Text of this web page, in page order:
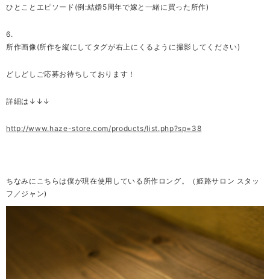
ひとことエピソード(例:結婚5周年で嫁と一緒に買った所作)
6.
所作画像(所作を縦にしてタグが右上にくるように撮影してください)
どしどしご応募お待ちしております！
詳細は↓↓↓
http://www.haze-store.com/products/list.php?sp=38
ちなみにこちらは僕が現在使用している所作ロング。（姫路サロン スタッ
フ／ジャン)